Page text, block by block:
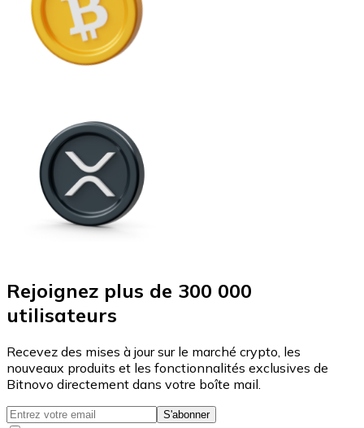
Rejoignez plus de 300 000
utilisateurs
Recevez des mises à jour sur le marché crypto, les
nouveaux produits et les fonctionnalités exclusives de
Bitnovo directement dans votre boîte mail.
S'abonner